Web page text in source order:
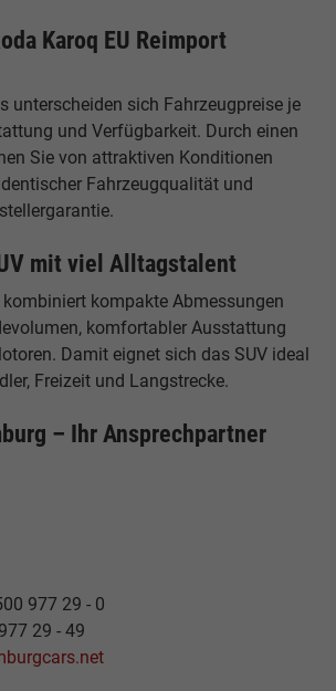
Karoq EU Reimport
unterscheiden sich Fahrzeugpreise je
und Verfügbarkeit. Durch einen
Sie von attraktiven Konditionen
Fahrzeugqualität und
mit viel Alltagstalent
kombiniert kompakte Abmessungen
komfortabler Ausstattung
Damit eignet sich das SUV ideal
Freizeit und Langstrecke.
– Ihr Ansprechpartner
977 29 - 0
29 - 49